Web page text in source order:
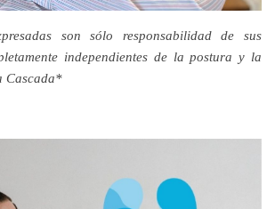
son sólo responsabilidad de sus
independientes de la postura y la
Cascada*